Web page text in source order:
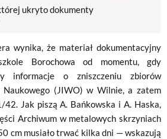
ukryto dokumenty
wynika, że materiał dokumentacyjny
Borochowa od momentu, gdy
informacje o zniszczeniu zbiorów
(JIWO) w Wilnie, a zatem
42. Jak piszą A. Bańkowska i A. Haska,
Archiwum w metalowych skrzyniach
cm musiało trwać kilka dni — wskazują